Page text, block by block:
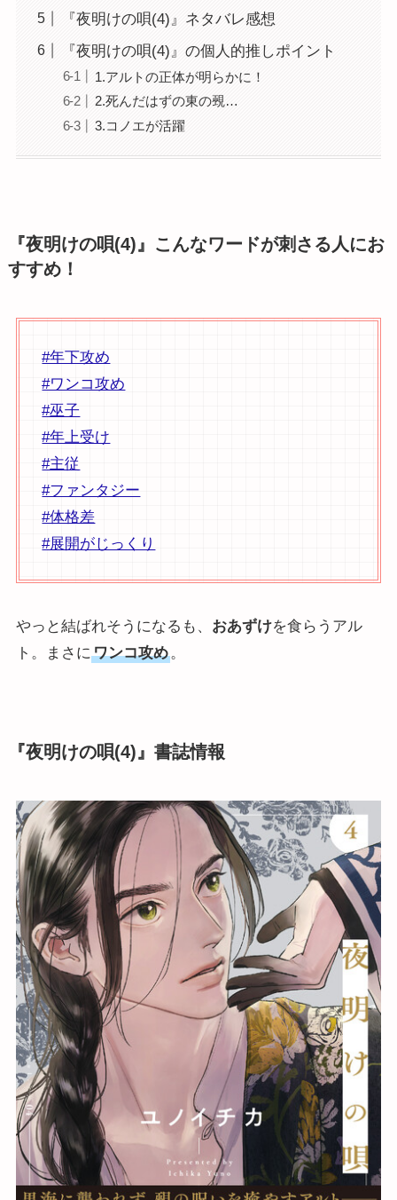
『夜明けの唄(4)』ネタバレ感想
『夜明けの唄(4)』の個人的推しポイント
1.アルトの正体が明らかに！
2.死んだはずの東の覡…
3.コノエが活躍
『夜明けの唄(4)』こんなワードが刺さる人にお
すすめ！
#年下攻め
#ワンコ攻め
#巫子
#年上受け
#主従
#ファンタジー
#体格差
#展開がじっくり
やっと結ばれそうになるも、 おあずけを食らうアル
ト。まさにワンコ攻め。
『夜明けの唄(4)』書誌情報